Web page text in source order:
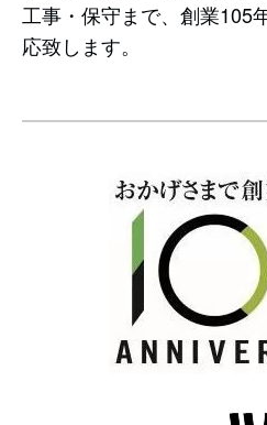
工事・保守まで、創業105
応致します。